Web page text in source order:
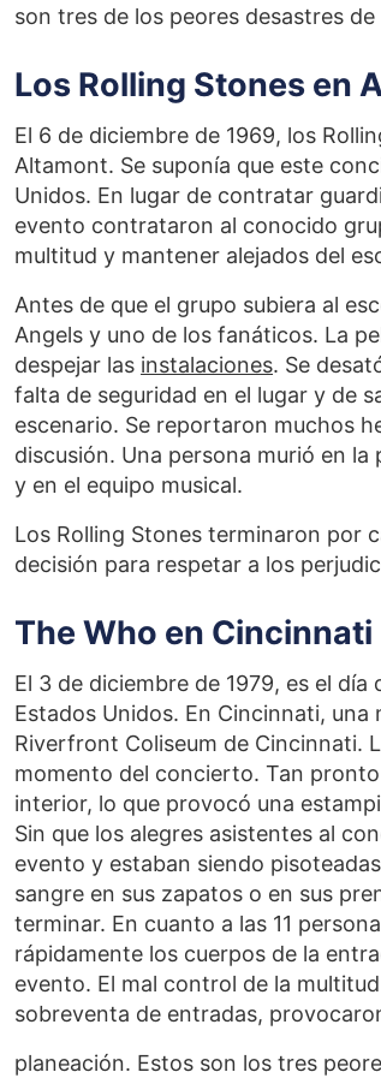
son tres de los peores desastres
Los Rolling Stones en
El 6 de diciembre de 1969, los
Altamont. Se suponía que este
Unidos. En lugar de contratar
evento contrataron al conocido
multitud y mantener alejados del
Antes de que el grupo subiera al
Angels y uno de los fanáticos. La
despejar las instalaciones. Se
falta de seguridad en el lugar y de
escenario. Se reportaron muchos
discusión. Una persona murió en
y en el equipo musical.
Los Rolling Stones terminaron por
decisión para respetar a los
The Who en Cincinnati
El 3 de diciembre de 1979, es el
Estados Unidos. En Cincinnati,
Riverfront Coliseum de Cincinnati.
momento del concierto. Tan
interior, lo que provocó una
Sin que los alegres asistentes al
evento y estaban siendo
sangre en sus zapatos o en sus
terminar. En cuanto a las 11
rápidamente los cuerpos de la
evento. El mal control de la
sobreventa de entradas,
planeación. Estos son los tres